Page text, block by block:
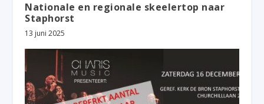
Nationale en regionale skeelertop naar
Staphorst
13 juni 2025